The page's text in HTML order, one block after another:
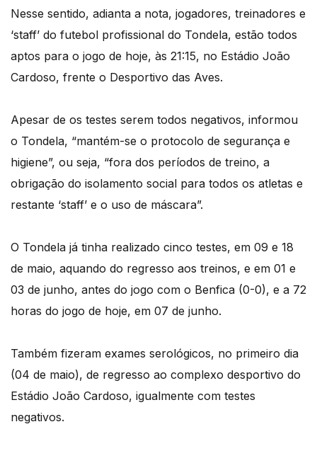
Nesse sentido, adianta a nota, jogadores, treinadores e
‘staff’ do futebol profissional do Tondela, estão todos
aptos para o jogo de hoje, às 21:15, no Estádio João
Cardoso, frente o Desportivo das Aves.
Apesar de os testes serem todos negativos, informou
o Tondela, “mantém-se o protocolo de segurança e
higiene”, ou seja, “fora dos períodos de treino, a
obrigação do isolamento social para todos os atletas e
restante ‘staff’ e o uso de máscara”.
O Tondela já tinha realizado cinco testes, em 09 e 18
de maio, aquando do regresso aos treinos, e em 01 e
03 de junho, antes do jogo com o Benfica (0-0), e a 72
horas do jogo de hoje, em 07 de junho.
Também fizeram exames serológicos, no primeiro dia
(04 de maio), de regresso ao complexo desportivo do
Estádio João Cardoso, igualmente com testes
negativos.